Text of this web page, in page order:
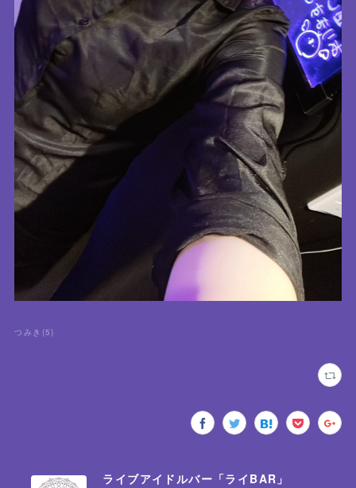
つみき (5)
ライブアイドルバー「ライBAR」